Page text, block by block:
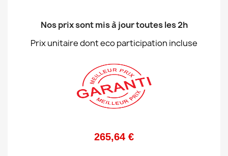
Nos prix sont mis à jour toutes les 2h
Prix unitaire dont eco participation incluse
265,64 €